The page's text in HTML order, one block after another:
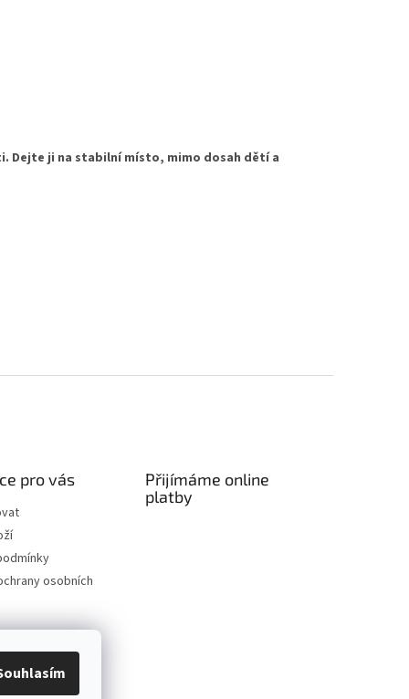
Dejte ji na stabilní místo, mimo dosah dětí a
pro vás
osobních
Přijímáme online
platby